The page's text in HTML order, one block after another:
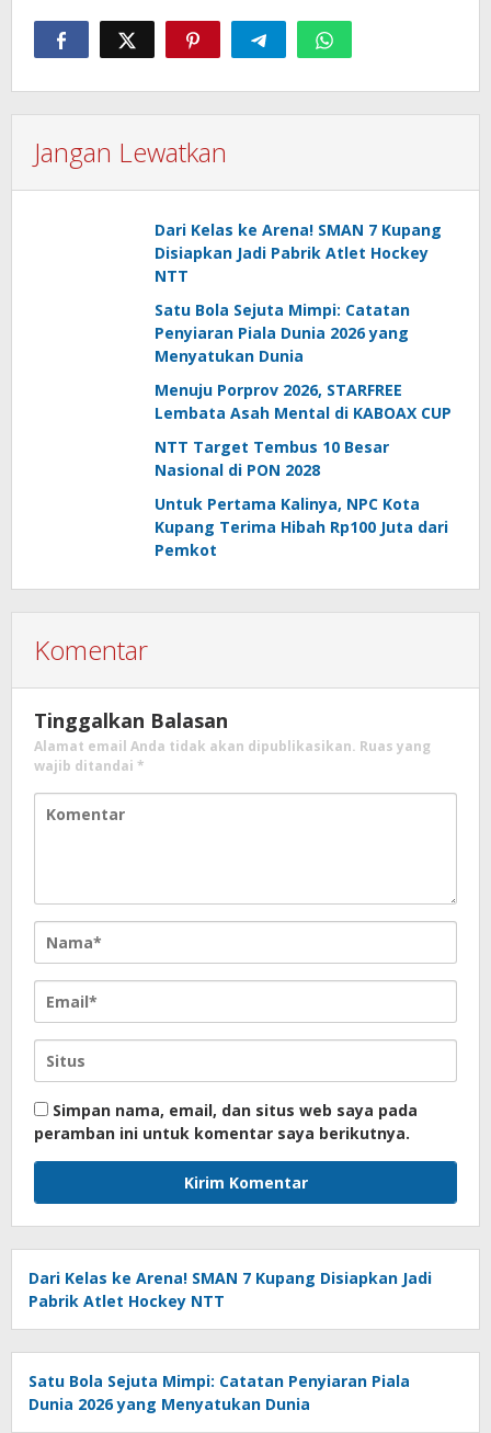
Jangan Lewatkan
Dari Kelas ke Arena! SMAN 7 Kupang
Disiapkan Jadi Pabrik Atlet Hockey
NTT
Satu Bola Sejuta Mimpi: Catatan
Penyiaran Piala Dunia 2026 yang
Menyatukan Dunia
Menuju Porprov 2026, STARFREE
Lembata Asah Mental di KABOAX CUP
NTT Target Tembus 10 Besar
Nasional di PON 2028
Untuk Pertama Kalinya, NPC Kota
Kupang Terima Hibah Rp100 Juta dari
Pemkot
Komentar
Tinggalkan Balasan
Alamat email Anda tidak akan dipublikasikan. Ruas yang
wajib ditandai *
Simpan nama, email, dan situs web saya pada
peramban ini untuk komentar saya berikutnya.
Dari Kelas ke Arena! SMAN 7 Kupang Disiapkan Jadi
Pabrik Atlet Hockey NTT
Satu Bola Sejuta Mimpi: Catatan Penyiaran Piala
Dunia 2026 yang Menyatukan Dunia